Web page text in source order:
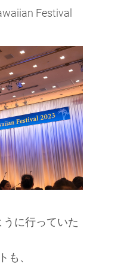
Festival
に行っていた
も、